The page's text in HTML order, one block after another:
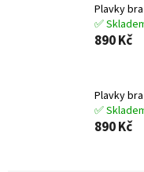
Plavky
✅
890 Kč
Plavky
✅
890 Kč